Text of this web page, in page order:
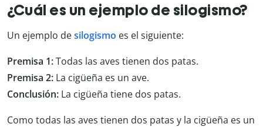
¿Cuál es un ejemplo de silogismo?
Un ejemplo desilogismo es el siguiente:
Premisa 1:Todas las aves tienen dos patas.
Premisa 2: La cigüeña es un ave.
Conclusión: La cigüeña tiene dos patas.
Como todas las aves tienen dos patas y la cigüeña es un